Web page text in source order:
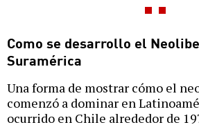
Como se desarrollo el
Suramérica
Una forma de mostrar cómo el
comenzó a dominar en
ocurrido en Chile alrededor de